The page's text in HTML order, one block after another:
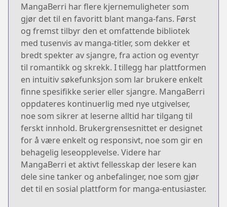
MangaBerri har flere kjernemuligheter som
gjør det til en favoritt blant manga-fans. Først
og fremst tilbyr den et omfattende bibliotek
med tusenvis av manga-titler, som dekker et
bredt spekter av sjangre, fra action og eventyr
til romantikk og skrekk. I tillegg har plattformen
en intuitiv søkefunksjon som lar brukere enkelt
finne spesifikke serier eller sjangre. MangaBerri
oppdateres kontinuerlig med nye utgivelser,
noe som sikrer at leserne alltid har tilgang til
ferskt innhold. Brukergrensesnittet er designet
for å være enkelt og responsivt, noe som gir en
behagelig leseopplevelse. Videre har
MangaBerri et aktivt fellesskap der lesere kan
dele sine tanker og anbefalinger, noe som gjør
det til en sosial plattform for manga-entusiaster.